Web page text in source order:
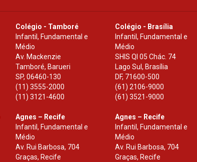
Colégio - Tamboré
Infantil, Fundamental e
Médio
Av. Mackenzie
Tamboré, Barueri
SP,06460-130
(11) 3555-2000
(11) 3121-4600
Colégio - Brasília
Infantil, Fundamental e
Médio
SHIS Ql 05 Chác. 74
Lago Sul, Brasília
DF, 71600-500
(61) 2106-9000
(61) 3521-9000
Agnes – Recife
Infantil, Fundamental e
Médio
Av. Rui Barbosa, 704
Graças, Recife
Agnes – Recife
Infantil, Fundamental e
Médio
Av. Rui Barbosa, 704
Graças, Recife